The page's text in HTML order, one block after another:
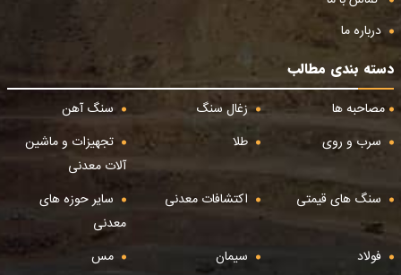
درباره ما
دسته بندی مطالب
مصاحبه ها
زغال سنگ
سنگ آهن
سرب و روی
طلا
تجهیزات و ماشین
آلات معدنی
سنگ های قیمتی
اکتشافات معدنی
سایر حوزه های
معدنی
فولاد
سیمان مس